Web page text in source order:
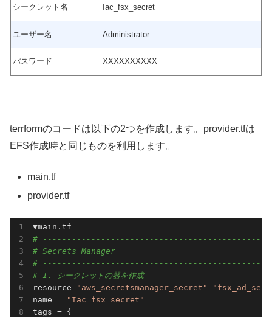
シークレット名 Iac_fsx_secret
ユーザー名 Administrator
パスワード XXXXXXXXXX
terrformのコードは以下の2つを作成します。provider.tfは
EFS作成時と同じものを利用します。
main.tf
provider.tf
#
# Secrets Manager
#
# 1. シークレットの器を作成
resource
"aws_secretsmanager_secret"
name =
"Iac_fsx_secret"
tags = {